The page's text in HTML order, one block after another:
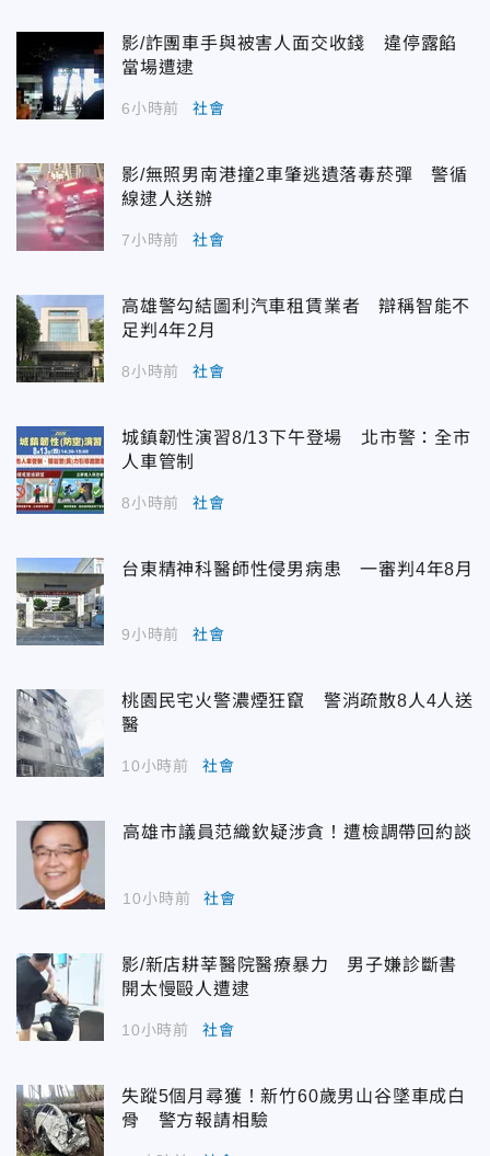
影/詐團車手與被害人面交收錢 違停露餡
當場遭逮
6小時前 社會
影/無照男南港撞2車肇逃遺落毒菸彈 警循
線逮人送辦
7小時前 社會
高雄警勾結圖利汽車租賃業者 辯稱智能不
足判4年2月
8小時前 社會
城鎮韌性演習8/13下午登場 北市警：全市
人車管制
8小時前 社會
台東精神科醫師性侵男病患 一審判4年8月
9小時前 社會
桃園民宅火警濃煙狂竄 警消疏散8人4人送
醫
10小時前 社會
高雄市議員范織欽疑涉貪！遭檢調帶回約談
10小時前 社會
影/新店耕莘醫院醫療暴力 男子嫌診斷書
開太慢毆人遭逮
10小時前 社會
失蹤5個月尋獲！新竹60歲男山谷墜車成白
骨 警方報請相驗